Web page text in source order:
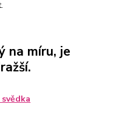
na míru, je